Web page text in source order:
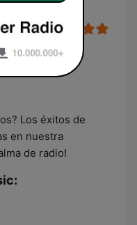
Los éxitos de
en nuestra
de radio!